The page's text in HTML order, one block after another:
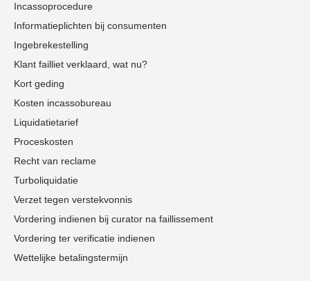
Incassoprocedure
Informatieplichten bij consumenten
Ingebrekestelling
Klant failliet verklaard, wat nu?
Kort geding
Kosten incassobureau
Liquidatietarief
Proceskosten
Recht van reclame
Turboliquidatie
Verzet tegen verstekvonnis
Vordering indienen bij curator na faillissement
Vordering ter verificatie indienen
Wettelijke betalingstermijn